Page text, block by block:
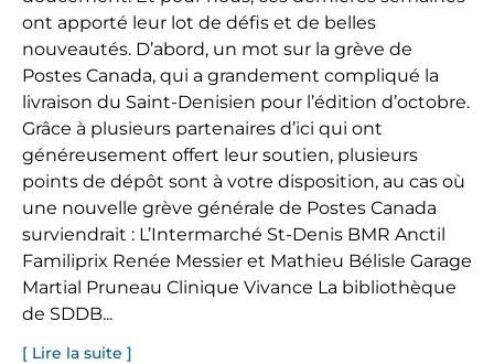
ont apporté leur lot de défis et de belles
nouveautés. D’abord, un mot sur la grève de
Postes Canada, qui a grandement compliqué la
livraison du Saint-Denisien pour l’édition d’octobre.
Grâce à plusieurs partenaires d’ici qui ont
généreusement offert leur soutien, plusieurs
points de dépôt sont à votre disposition, au cas où
une nouvelle grève générale de Postes Canada
surviendrait : L’Intermarché St-Denis BMR Anctil
Familiprix Renée Messier et Mathieu Bélisle Garage
Martial Pruneau Clinique Vivance La bibliothèque
de SDDB...
[ Lire la suite ]